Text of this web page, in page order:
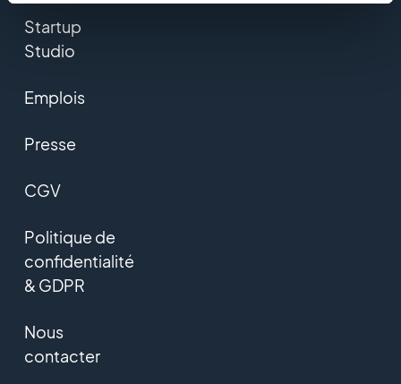
Startup
Studio
Emplois
Presse
CGV
Politique de
confidentialité
& GDPR
Nous
contacter